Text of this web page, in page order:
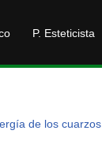
P. Esteticista
de los cuarzos